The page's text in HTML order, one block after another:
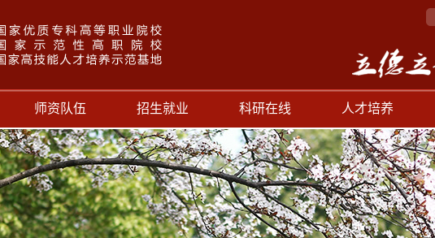
师资队伍 招生就业 科研在线 人才培养